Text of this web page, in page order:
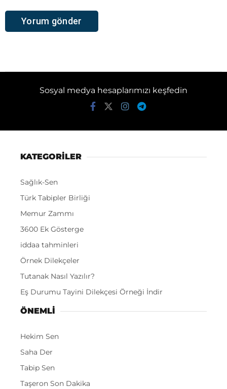
Sosyal medya hesaplarımızı keşfedin
KATEGORİLER
Sağlık-Sen
Türk Tabipler Birliği
Memur Zammı
3600 Ek Gösterge
iddaa tahminleri
Örnek Dilekçeler
Tutanak Nasıl Yazılır?
Eş Durumu Tayini Dilekçesi Örneği İndir
ÖNEMLI
Hekim Sen
Saha Der
Tabip Sen
Taşeron Son Dakika